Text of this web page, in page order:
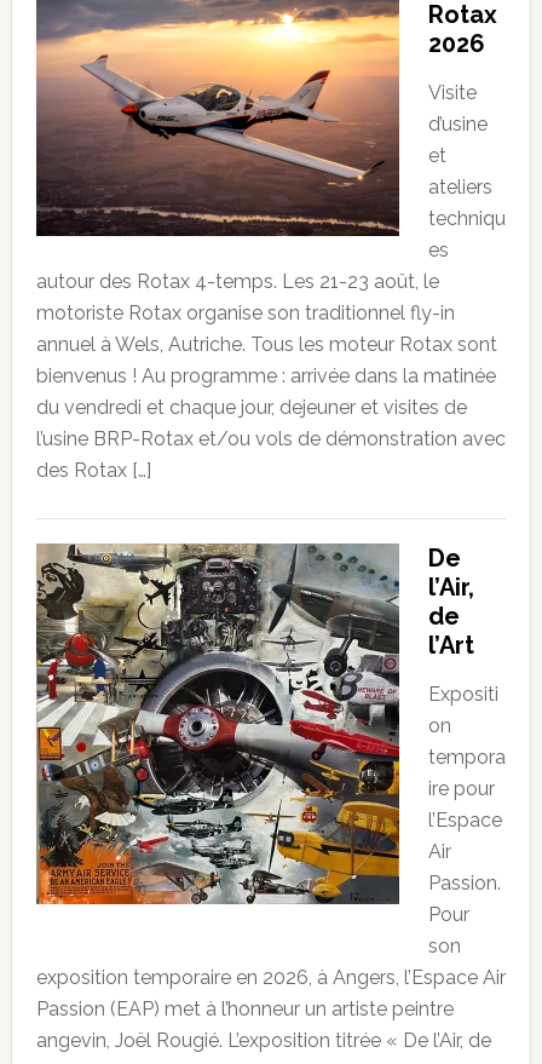
Rotax
2026
Visite
d’usine
et
ateliers
techniqu
es
autour des Rotax 4-temps. Les 21-23 août, le
motoriste Rotax organise son traditionnel fly-in
annuel à Wels, Autriche. Tous les moteur Rotax sont
bienvenus ! Au programme : arrivée dans la matinée
du vendredi et chaque jour, dejeuner et visites de
l’usine BRP-Rotax et/ou vols de démonstration avec
des Rotax […]
De
l’Air,
de
l’Art
Expositi
on
tempora
ire pour
l’Espace
Air
Passion.
Pour
son
exposition temporaire en 2026, à Angers, l’Espace Air
Passion (EAP) met à l’honneur un artiste peintre
angevin, Joël Rougié. L’exposition titrée « De l’Air, de